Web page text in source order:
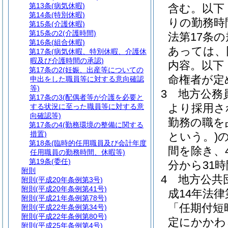
含む。以下
りの勤務
法第17条
あっては
内容。以
命権者が定
3
地方公務
より採用
勤務の職
という。)
間を除き
分から31
4
地方公共
成14年法律
「任期付
定にかか
第13条(病気休暇)
第14条(特別休暇)
第15条(介護休暇)
第15条の2(介護時間)
第16条(組合休暇)
第17条(病気休暇、特別休暇、介護休
暇及び介護時間の承認)
第17条の2(妊娠、出産等についての
申出をした職員等に対する意向確認
等)
第17条の3(配偶者等が介護を必要と
する状況に至った職員等に対する意
向確認等)
第17条の4(勤務環境の整備に関する
措置)
第18条(臨時的任用職員及び会計年度
任用職員の勤務時間、休暇等)
第19条(委任)
附則
附則 (平成20年条例第3号)
附則 (平成20年条例第41号)
附則 (平成21年条例第78号)
附則 (平成22年条例第34号)
附則 (平成22年条例第80号)
附則 (平成25年条例第4号)